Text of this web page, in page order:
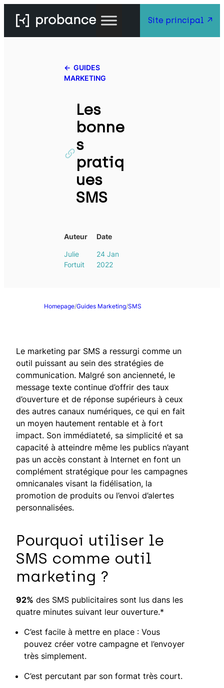
Site principal
GUIDES
MARKETING
Les
bonne
s
pratiq
ues
SMS
Auteur
Julie
Fortuit
Date
24 Jan
2022
Homepage/Guides Marketing/SMS
Le marketing par SMS a ressurgi comme un
outil puissant au sein des stratégies de
communication. Malgré son ancienneté, le
message texte continue d’offrir des taux
d’ouverture et de réponse supérieurs à ceux
des autres canaux numériques, ce qui en fait
un moyen hautement rentable et à fort
impact. Son immédiateté, sa simplicité et sa
capacité à atteindre même les publics n’ayant
pas un accès constant à Internet en font un
complément stratégique pour les campagnes
omnicanales visant la fidélisation, la
promotion de produits ou l’envoi d’alertes
personnalisées.
Pourquoi utiliser le
SMS comme outil
marketing ?
92% des SMS publicitaires sont lus dans les
quatre minutes suivant leur ouverture.*
C’est facile à mettre en place : Vous
pouvez créer votre campagne et l’envoyer
très simplement.
C’est percutant par son format très court.